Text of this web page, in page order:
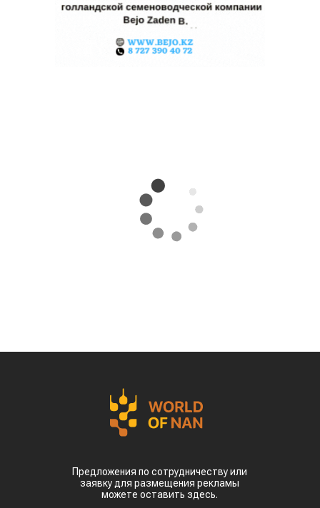
Предложения по сотрудничеству или
заявку для размещения рекламы
можете оставить здесь.